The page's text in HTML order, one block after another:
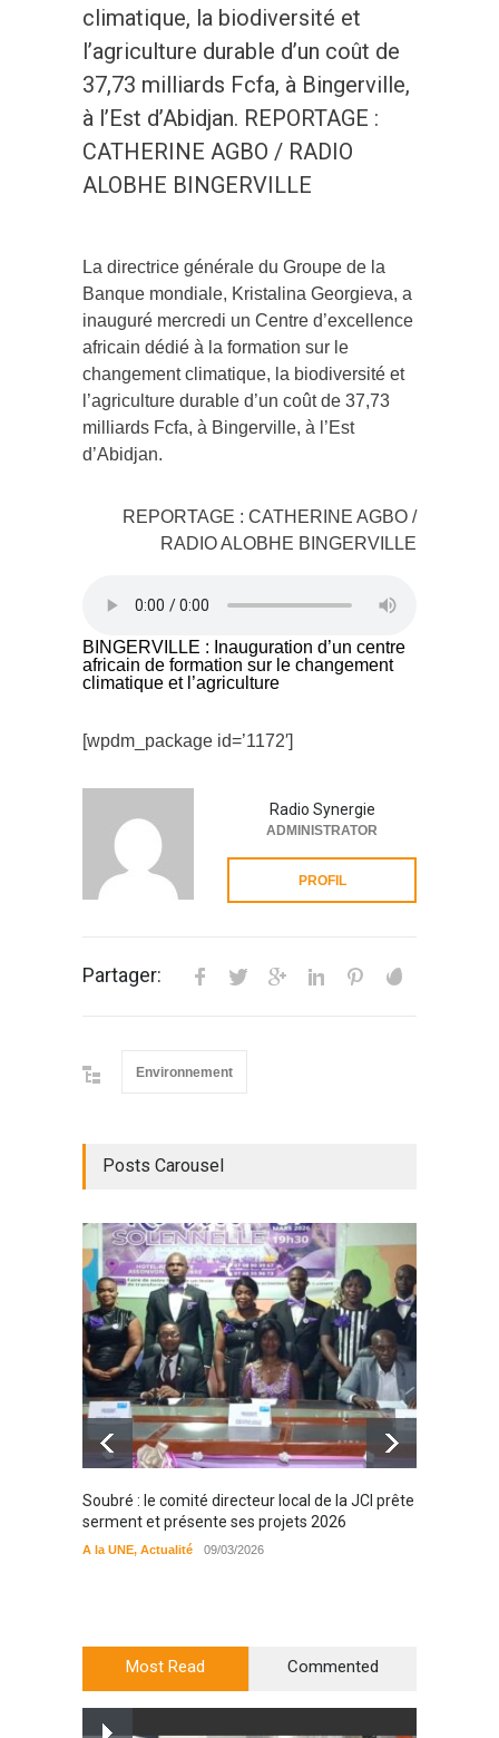
climatique, la biodiversité et
l’agriculture durable d’un coût de
37,73 milliards Fcfa, à Bingerville,
à l’Est d’Abidjan. REPORTAGE :
CATHERINE AGBO / RADIO
ALOBHE BINGERVILLE
La directrice générale du Groupe de la
Banque mondiale, Kristalina Georgieva, a
inauguré mercredi un Centre d’excellence
africain dédié à la formation sur le
changement climatique, la biodiversité et
l’agriculture durable d’un coût de 37,73
milliards Fcfa, à Bingerville, à l’Est
d’Abidjan.
REPORTAGE : CATHERINE AGBO /
RADIO ALOBHE BINGERVILLE
BINGERVILLE : Inauguration d’un centre
africain de formation sur le changement
climatique et l’agriculture
[wpdm_package id=’1172′]
Radio Synergie
ADMINISTRATOR
PROFIL
Partager:
Environnement
Posts Carousel
Soubré : le comité directeur local de la JCI prête
serment et présente ses projets 2026
A la UNE, Actualité 09/03/2026
Most Read Commented